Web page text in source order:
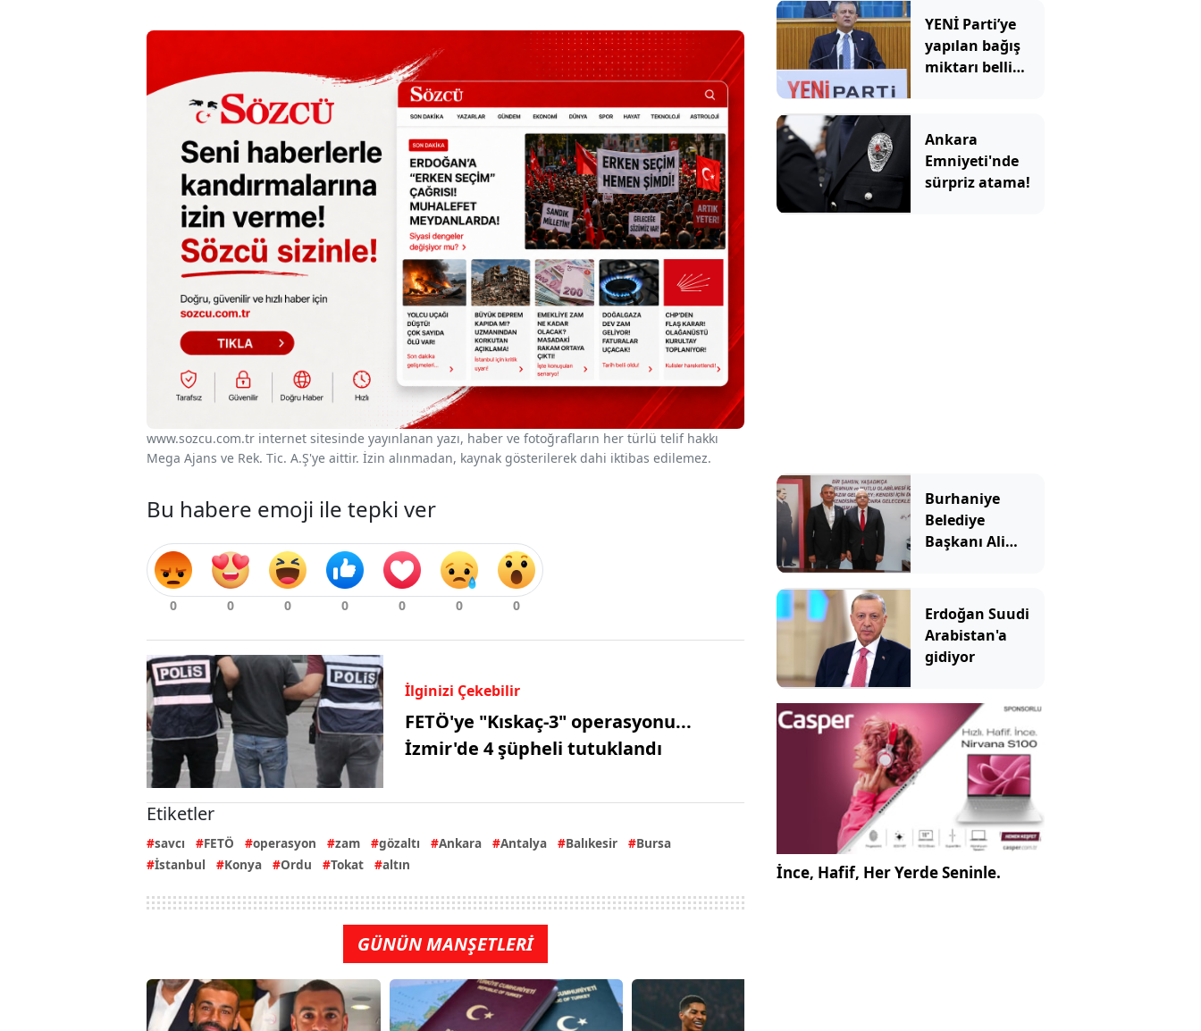
www.sozcu.com.tr internet sitesinde yayınlanan yazı, haber ve fotoğrafların her türlü telif hakkı
Mega Ajans ve Rek. Tic. A.Ş'ye aittir. İzin alınmadan, kaynak gösterilerek dahi iktibas edilemez.
Bu habere emoji ile tepki ver
İlginizi Çekebilir
FETÖ'ye "Kıskaç-3" operasyonu...
İzmir'de 4 şüpheli tutuklandı
Etiketler
savcı FETÖ operasyon zam gözaltı Ankara Antalya Balıkesir
Bursa
İstanbul
Konya Ordu Tokat altın
GÜNÜN MANŞETLERİ
YENİ Parti’ye
yapılan bağış
miktarı belli
Ankara
Emniyeti'nde
sürpriz atama!
Burhaniye
Belediye
Başkanı Ali
katıldı
Erdoğan Suudi
Arabistan'a
gidiyor
İnce, Hafif, Her Yerde Seninle.